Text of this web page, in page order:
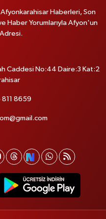
Haberleri, Son
Haber Yorumlarıyla Afyon'un
Caddesi No:44 Daire:3 Kat:2
8659